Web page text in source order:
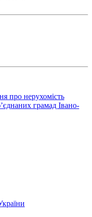
про нерухомість
грамад Івано-